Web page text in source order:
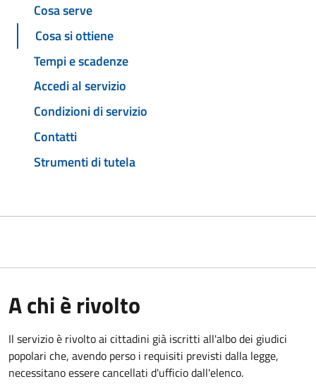
Cosa serve
Cosa si ottiene
Tempi e scadenze
Accedi al servizio
Condizioni di servizio
Contatti
Strumenti di tutela
A chi è rivolto
Il servizio è rivolto ai cittadini già iscritti all'albo dei giudici
popolari che, avendo perso i requisiti previsti dalla legge,
necessitano essere cancellati d'ufficio dall'elenco.